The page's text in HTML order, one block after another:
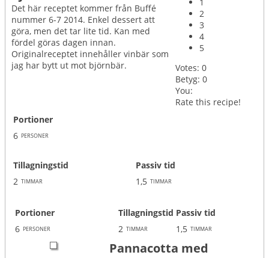
2
3
4
5
Votes: 0
Betyg: 0
You:
Rate this recipe!
Det här receptet kommer från Buffé
nummer 6-7 2014. Enkel dessert att
göra, men det tar lite tid. Kan med
fördel göras dagen innan.
Originalreceptet innehåller vinbär som
jag har bytt ut mot björnbär.
Portioner
6 personer
Tillagningstid
Passiv tid
2 timmar 1,5 timmar
Portioner
6 personer
Tillagningstid Passiv tid
2 timmar 1,5 timmar
Pannacotta med